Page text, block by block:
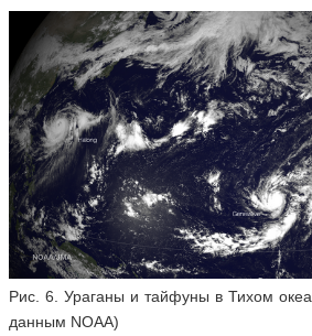
Рис. 6. Ураганы и тайфуны в Тихом
данным NOAA)